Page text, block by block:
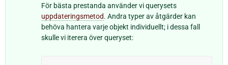
För bästa prestanda använder vi querysets
uppdateringsmetod. Andra typer av åtgärder kan
behöva hantera varje objekt individuellt; i dessa fall
skulle vi iterera över queryset: